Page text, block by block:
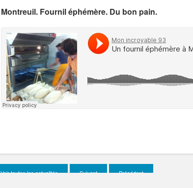
Montreuil. Fournil éphémère. Du bon pain.
Voir toutes les actualités Suivant Précédent